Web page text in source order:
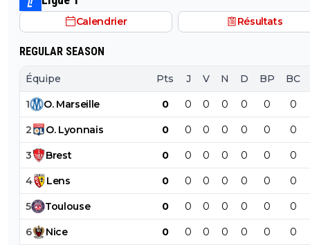
Calendrier Résultats
REGULAR SEASON
Équipe Pts J V N D BP BC
1 O. Marseille 0 0 0 0 0 0 0
2 O. Lyonnais 0 0 0 0 0 0 0
3 Brest 0 0 0 0 0 0 0
4 Lens 0 0 0 0 0 0 0
5 Toulouse 0 0 0 0 0 0 0
6 Nice 0 0 0 0 0 0 0